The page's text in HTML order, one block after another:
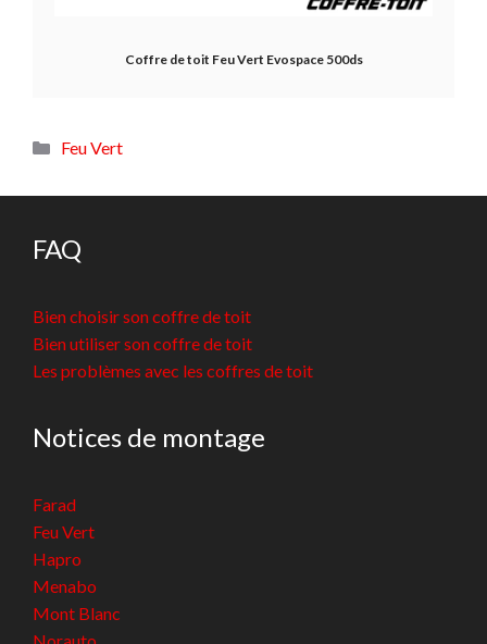
Coffre de toit Feu Vert Evospace 500ds
Catégories
Feu Vert
FAQ
Bien choisir son coffre de toit
Bien utiliser son coffre de toit
Les problèmes avec les coffres de toit
Notices de montage
Farad
Feu Vert
Hapro
Menabo
Mont Blanc